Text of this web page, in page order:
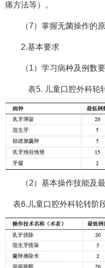
痛方法等）。
（7）掌握无菌操作的原
2.基本要求
（1）学习病种及例数要
表5. 儿童口腔外科轮
（2）基本操作技能及最
表6.儿童口腔外科轮转阶